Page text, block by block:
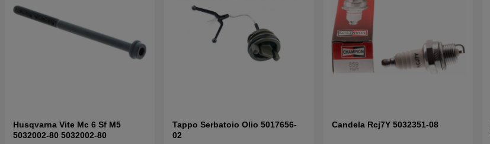
Husqvarna Vite Mc 6 Sf M5
5032002-80 5032002-80
Tappo Serbatoio Olio 5017656-
02
Candela Rcj7Y 5032351-08